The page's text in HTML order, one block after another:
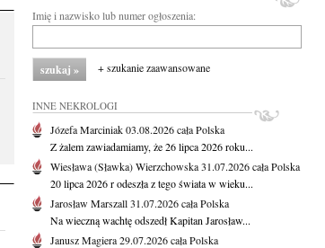
Imię i nazwisko lub numer ogłoszenia:
+ szukanie zaawansowane
INNE NEKROLOGI
Józefa Marciniak03.08.2026cała Polska
Z żalem zawiadamiamy, że 26 lipca 2026 roku...
Wiesława (Sławka) Wierzchowska31.07.2026cała Polska
20 lipca 2026 r odeszła z tego świata w wieku...
Jarosław Marszall31.07.2026cała Polska
Na wieczną wachtę odszedł Kapitan Jarosław...
Janusz Magiera29.07.2026cała Polska